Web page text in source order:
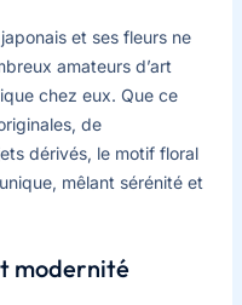
et ses fleurs ne
amateurs d’art
chez eux. Que ce
de
dérivés, le motif floral
mêlant sérénité et
modernité